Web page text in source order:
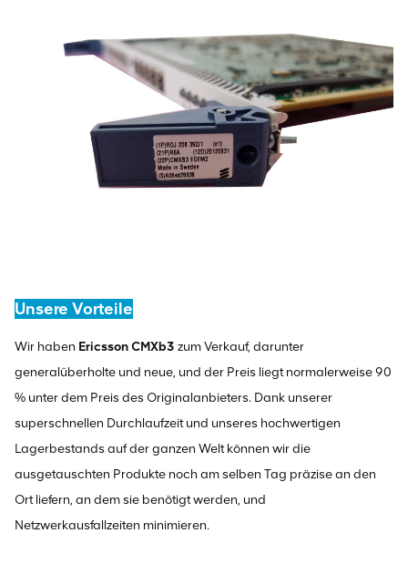
Unsere Vorteile
Wir haben Ericsson CMXb3 zum Verkauf, darunter
generalüberholte und neue, und der Preis liegt normalerweise 90
% unter dem Preis des Originalanbieters. Dank unserer
superschnellen Durchlaufzeit und unseres hochwertigen
Lagerbestands auf der ganzen Welt können wir die
ausgetauschten Produkte noch am selben Tag präzise an den
Ort liefern, an dem sie benötigt werden, und
Netzwerkausfallzeiten minimieren.